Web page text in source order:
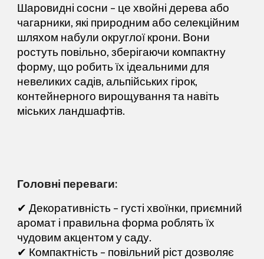
Шаровидні сосни – це хвойні дерева або
чагарники, які природним або селекційним
шляхом набули округлої крони. Вони
ростуть повільно, зберігаючи компактну
форму, що робить їх ідеальними для
невеликих садів, альпійських гірок,
контейнерного вирощування та навіть
міських ландшафтів.
Головні переваги:
✔Декоративність – густі хвоїнки, приємний
аромат і правильна форма роблять їх
чудовим акцентом у саду.
✔ Компактність – повільний ріст дозволяє